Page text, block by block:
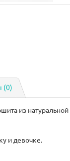
(0)
из натуральной
и девочке.